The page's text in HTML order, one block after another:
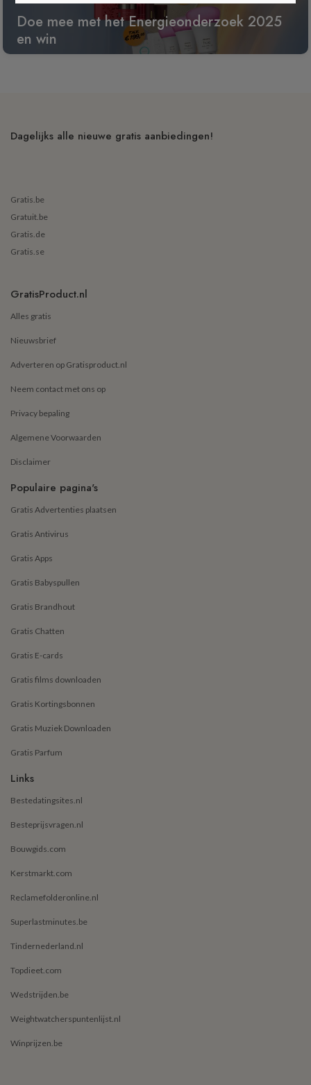
Doe mee met het Energieonderzoek 2025
en win
Dagelijks alle nieuwe gratis aanbiedingen!
Gratis.be
Gratuit.be
Gratis.de
Gratis.se
GratisProduct.nl
Alles gratis
Nieuwsbrief
Adverteren op Gratisproduct.nl
Neem contact met ons op
Privacy bepaling
Algemene Voorwaarden
Disclaimer
Populaire pagina's
Gratis Advertenties plaatsen
Gratis Antivirus
Gratis Apps
Gratis Babyspullen
Gratis Brandhout
Gratis Chatten
Gratis E-cards
Gratis films downloaden
Gratis Kortingsbonnen
Gratis Muziek Downloaden
Gratis Parfum
Links
Bestedatingsites.nl
Besteprijsvragen.nl
Bouwgids.com
Kerstmarkt.com
Reclamefolderonline.nl
Superlastminutes.be
Tindernederland.nl
Topdieet.com
Wedstrijden.be
Weightwatcherspuntenlijst.nl
Winprijzen.be